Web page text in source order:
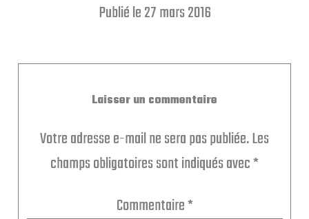
Publié le 27 mars 2016
Laisser un commentaire
Votre adresse e-mail ne sera pas publiée.Les
champs obligatoires sont indiqués avec*
Commentaire*